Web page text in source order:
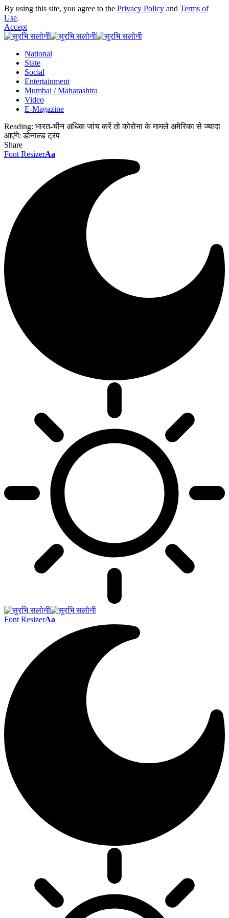
By using this site, you agree to the Privacy Policy and Terms of
Use.
Accept
National
State
Social
Entertainment
Mumbai / Maharashtra
Video
E-Magazine
Reading: भारत-चीन अधिक जांच करें तो कोरोना के मामले अमेरिका से ज्यादा
आएंगे: डोनाल्ड ट्रंप
Share
Font ResizerAa
Font ResizerAa